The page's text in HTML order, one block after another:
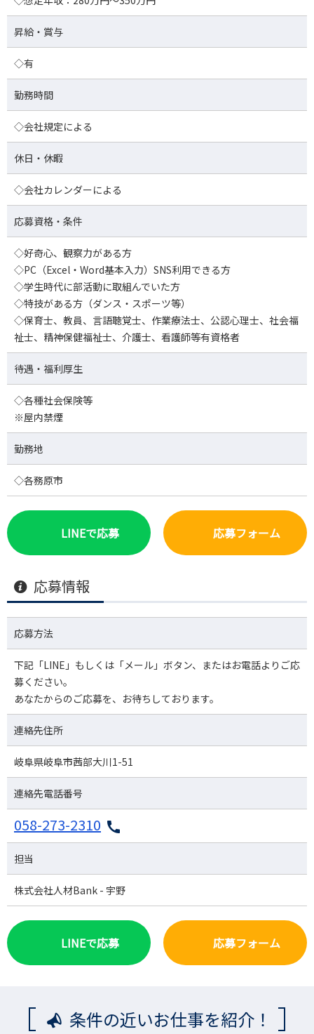
昇給・賞与
◇有
勤務時間
◇会社規定による
休日・休暇
◇会社カレンダーによる
応募資格・条件
◇好奇心、観察力がある方
◇PC（Excel・Word基本入力）SNS利用できる方
◇学生時代に部活動に取組んでいた方
◇特技がある方（ダンス・スポーツ等）
◇保育士、教員、言語聴覚士、作業療法士、公認心理士、社会福
祉士、精神保健福祉士、介護士、看護師等有資格者
待遇・福利厚生
◇各種社会保険等
※屋内禁煙
勤務地
◇各務原市
LINEで応募 応募フォーム
応募情報
応募方法
下記「LINE」もしくは「メール」ボタン、またはお電話よりご応
募ください。
あなたからのご応募を、お待ちしております。
連絡先住所
岐阜県岐阜市茜部大川1-51
連絡先電話番号
058-273-2310
担当
株式会社人材Bank - 宇野
LINEで応募 応募フォーム
条件の近いお仕事を紹介！